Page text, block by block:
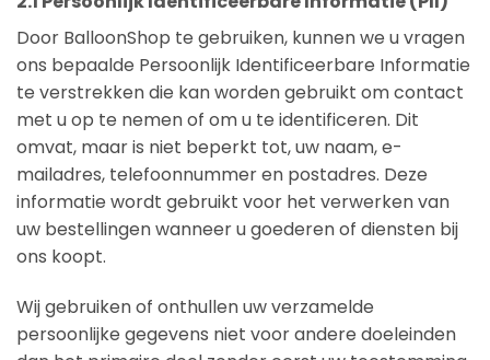
Door BalloonShop te gebruiken, kunnen we u vragen
ons bepaalde Persoonlijk Identificeerbare Informatie
te verstrekken die kan worden gebruikt om contact
met u op te nemen of om u te identificeren. Dit
omvat, maar is niet beperkt tot, uw naam, e-
mailadres, telefoonnummer en postadres. Deze
informatie wordt gebruikt voor het verwerken van
uw bestellingen wanneer u goederen of diensten bij
ons koopt.
Wij gebruiken of onthullen uw verzamelde
persoonlijke gegevens niet voor andere doeleinden